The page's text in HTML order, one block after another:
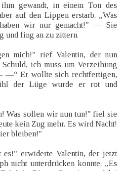
gewandt, in einem Ton des
auf den Lippen erstarb. „Was
wir nur gemacht!" — Sie
und fing an zu zittern.
mich!" rief Valentin, der nun
ich muss um Verzeihung
—“ Er wollte sich rechtfertigen,
der Lüge wurde er rot und
Was sollen wir nun tun!" fiel sie
kein Zug mehr. Es wird Nacht!
bleiben!"
es!" erwiderte Valentin, der jetzt
nicht unterdrücken konnte. „Es